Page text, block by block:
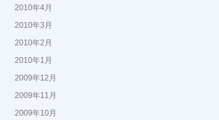
2010年4月
2010年3月
2010年2月
2010年1月
2009年12月
2009年11月
2009年10月